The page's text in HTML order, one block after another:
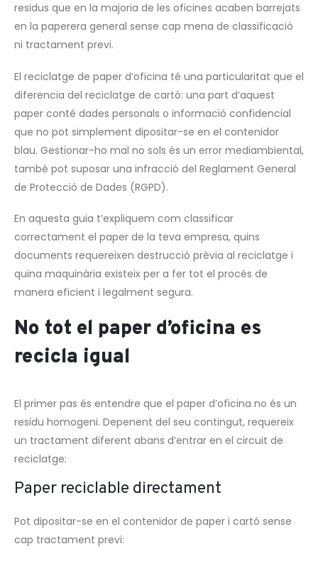
residus que en la majoria de les oficines acaben barrejats
en la paperera general sense cap mena de classificació
ni tractament previ.
El reciclatge de paper d’oficina té una particularitat que el
diferencia del reciclatge de cartó: una part d’aquest
paper conté dades personals o informació confidencial
que no pot simplement dipositar-se en el contenidor
blau. Gestionar-ho mal no sols és un error mediambiental,
també pot suposar una infracció del Reglament General
de Protecció de Dades (RGPD).
En aquesta guia t’expliquem com classificar
correctament el paper de la teva empresa, quins
documents requereixen destrucció prèvia al reciclatge i
quina maquinària existeix per a fer tot el procés de
manera eficient i legalment segura.
No tot el paper d’oficina es
recicla igual
El primer pas és entendre que el paper d’oficina no és un
residu homogeni. Depenent del seu contingut, requereix
un tractament diferent abans d’entrar en el circuit de
reciclatge:
Paper reciclable directament
Pot dipositar-se en el contenidor de paper i cartó sense
cap tractament previ: